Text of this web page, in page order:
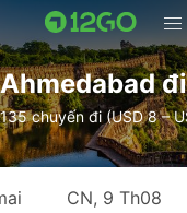
Ahmedabad
135 chuyến đi (USD 8 –
CN, 9 Th08